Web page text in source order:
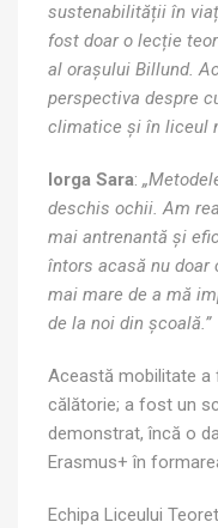
sustenabilității în
fost doar o lecție
al orașului Billund.
perspectiva despre
climatice și în liceul
Iorga Sara:
deschis ochii. Am
mai antrenantă și
întors acasă nu
mai mare de a mă
de la noi din școală.”
Această mobilitate
călătorie; a fost un
demonstrat, încă o
Erasmus+ în
Echipa Liceului